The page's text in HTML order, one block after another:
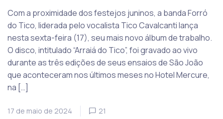
Com a proximidade dos festejos juninos, a banda Forró
do Tico, liderada pelo vocalista Tico Cavalcanti lança
nesta sexta-feira (17), seu mais novo álbum de trabalho.
O disco, intitulado “Arraiá do Tico”, foi gravado ao vivo
durante as três edições de seus ensaios de São João
que aconteceram nos últimos meses no Hotel Mercure,
na […]
17 de maio de 2024 21